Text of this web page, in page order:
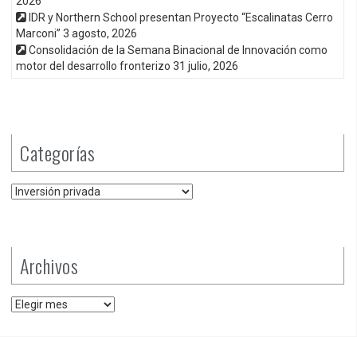
IDR y Northern School presentan Proyecto “Escalinatas Cerro
Marconi” 3 agosto, 2026
Consolidación de la Semana Binacional de Innovación como
motor del desarrollo fronterizo 31 julio, 2026
Categorías
Categorías
Archivos
Archivos